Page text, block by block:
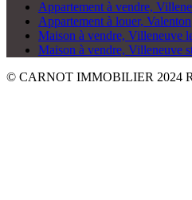
Appartement à vendre,
Appartement à louer, Valenton
Maison à vendre, Villeneuve
Maison à vendre, Villeneuve
© CARNOT IMMOBILIER 2024